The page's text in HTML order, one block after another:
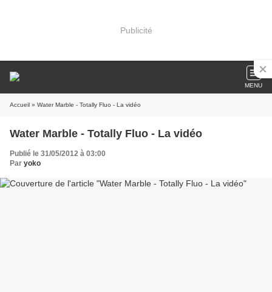
Publicité
MENU
Accueil » Water Marble - Totally Fluo - La vidéo
Water Marble - Totally Fluo - La vidéo
Publié le 31/05/2012 à 03:00
Par yoko